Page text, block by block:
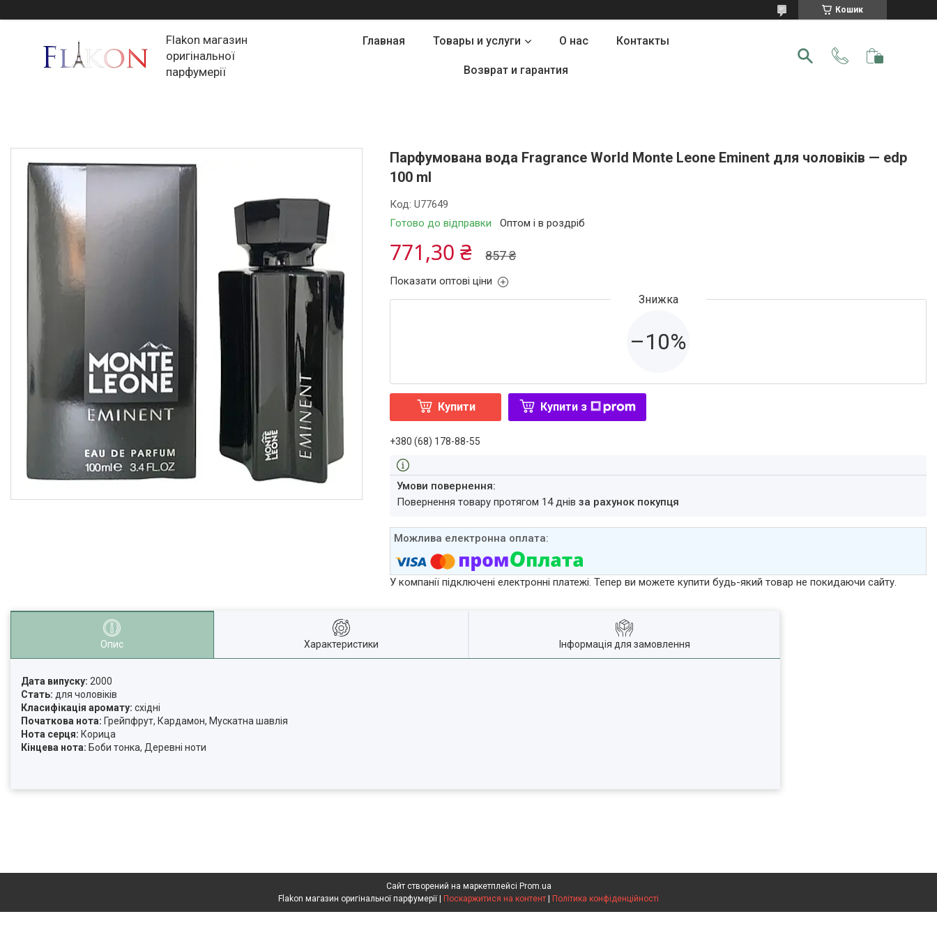
Кошик
Flakon магазин
оригінальної
парфумерії
Главная Товары и услуги О нас Контакты
Возврат и гарантия
Парфумована вода Fragrance World Monte Leone Eminent для чоловіків — edp
100 ml
Готово до відправки Оптом і в роздріб
Код:U77649
857 ₴
771,30 ₴
Показати оптові ціни
–10%
Купити Купити з
+380 (68) 178-88-55
повернення товару протягом 14 днівза рахунок покупця
У компанії підключені електронні платежі. Тепер ви можете купити будь-який товар не покидаючи сайту.
Опис Характеристики Інформація для замовлення
Дата випуску: 2000
Стать: для чоловіків
Класифікація аромату: східні
Початкова нота: Грейпфрут, Кардамон, Мускатна шавлія
Нота серця: Корица
Кінцева нота: Боби тонка, Деревні ноти
Сайт створений на маркетплейсі Prom.ua
Поскаржитися на контент Політика конфіденційності